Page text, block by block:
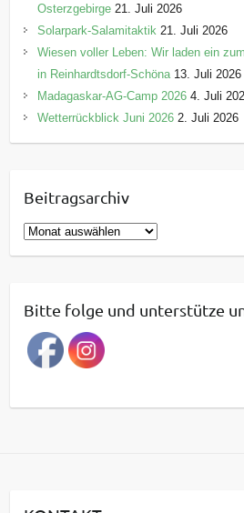
Osterzgebirge 21. Juli 2026
Solarpark-Salamitaktik 21. Juli 2026
Wiesen voller Leben: Wir laden ein
in Reinhardtsdorf-Schöna 13. Juli 2026
Madagaskar-AG-Camp 2026 4. Juli
Wetterrückblick Juni 2026 2. Juli 2026
Beitragsarchiv
B
e
r
a
g
a
Bitte folge und unterstütze